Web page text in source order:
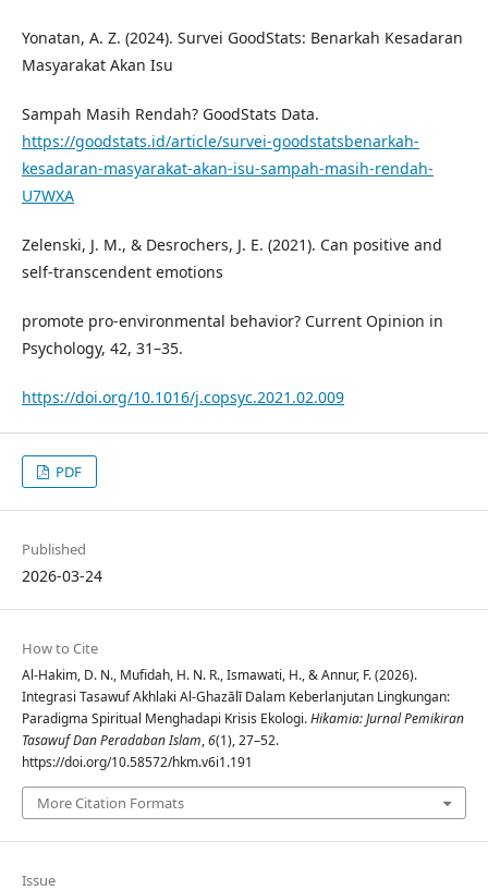
Yonatan, A. Z. (2024). Survei GoodStats: Benarkah Kesadaran
Masyarakat Akan Isu
Sampah Masih Rendah? GoodStats Data.
https://goodstats.id/article/survei-goodstatsbenarkah-
kesadaran-masyarakat-akan-isu-sampah-masih-rendah-
U7WXA
Zelenski, J. M., & Desrochers, J. E. (2021). Can positive and
self-transcendent emotions
promote pro-environmental behavior? Current Opinion in
Psychology, 42, 31–35.
https://doi.org/10.1016/j.copsyc.2021.02.009
PDF
Published
2026-03-24
How to Cite
Al-Hakim, D. N., Mufidah, H. N. R., Ismawati, H., & Annur, F. (2026).
Integrasi Tasawuf Akhlaki Al-Ghazālī Dalam Keberlanjutan Lingkungan:
Paradigma Spiritual Menghadapi Krisis Ekologi.Hikamia: Jurnal Pemikiran
Tasawuf Dan Peradaban Islam,6(1), 27–52.
https://doi.org/10.58572/hkm.v6i1.191
More Citation Formats
Issue